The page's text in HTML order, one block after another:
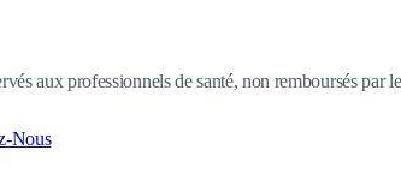
aux professionnels de santé, non remboursés par
Nous